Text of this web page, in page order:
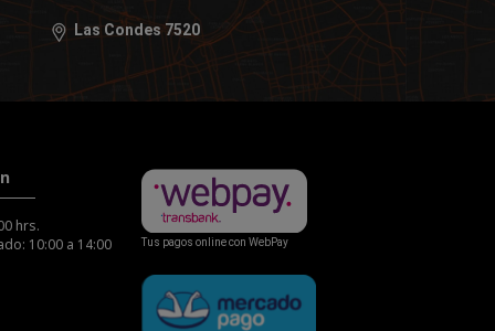
Las Condes 7520
hrs.
10:00 a 14:00
Tus pagos online con WebPay